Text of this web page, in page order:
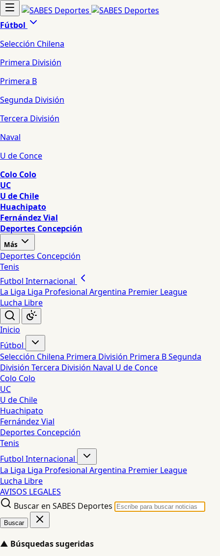
Fútbol
Selección Chilena
Primera División
Primera B
Segunda División
Tercera División
Naval
U de Conce
Colo Colo
UC
U de Chile
Huachipato
Fernández Vial
Deportes Concepción
Más
Deportes Concepción
Tenis
Futbol Internacional
La Liga Liga Profesional Argentina Premier League
Lucha Libre
Inicio
Fútbol
Selección Chilena Primera División Primera BSegunda
División Tercera División Naval U de Conce
Colo Colo
UC
U de Chile
Huachipato
Fernández Vial
Deportes Concepción
Tenis
Futbol Internacional
La Liga Liga Profesional Argentina Premier League
Lucha Libre
AVISOS LEGALES
Buscar en SABES Deportes
Buscar
▲ Búsquedas sugeridas